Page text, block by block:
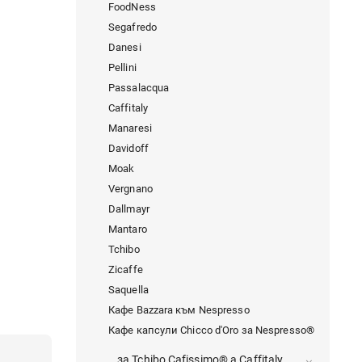
FoodNess
Segafredo
Danesi
Pellini
Passalacqua
Caffitaly
Manaresi
Davidoff
Moak
Vergnano
Dallmayr
Mantaro
Tchibo
Zicaffe
Saquella
Кафе Bazzara към Nespresso
Кафе капсули Chicco d'Oro за Nespresso®